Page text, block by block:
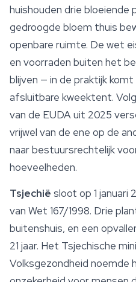
huishouden drie
gedroogde bloem thuis
openbare ruimte. De wet
en voorraden buiten het
blijven — in de praktijk
afsluitbare kweektent.
van de EUDA uit 2025
vrijwel van de ene op de
naar bestuursrechtelijk
hoeveelheden.
Tsjechië sloot op 1 januari
van Wet 167/1998. Drie
buitenshuis, en een
21 jaar. Het Tsjechische
Volksgezondheid noemde